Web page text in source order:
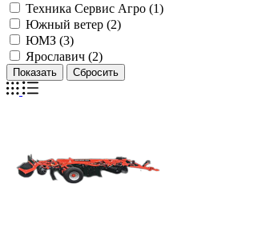
Техника Сервис Агро (1)
Южный ветер (2)
ЮМЗ (3)
Ярославич (2)